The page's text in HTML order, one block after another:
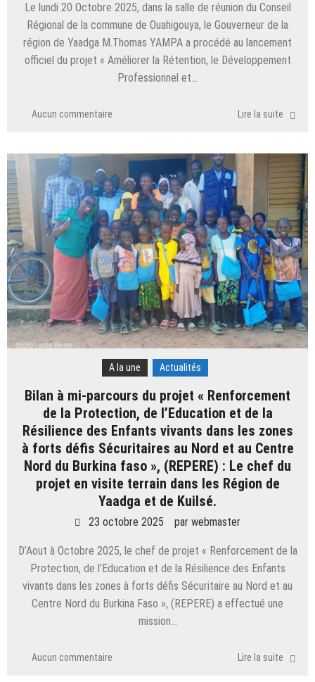
Le lundi 20 Octobre 2025, dans la salle de réunion du Conseil
Régional de la commune de Ouahigouya, le Gouverneur de la
région de Yaadga M.Thomas YAMPA a procédé au lancement
officiel du projet « Améliorer la Rétention, le Développement
Professionnel et…
Aucun commentaire Lire la suite
A la une Actualités
Bilan à mi-parcours du projet « Renforcement
de la Protection, de l’Education et de la
Résilience des Enfants vivants dans les zones
à forts défis Sécuritaires au Nord et au Centre
Nord du Burkina faso », (REPERE) : Le chef du
projet en visite terrain dans les Région de
Yaadga et de Kuilsé.
23 octobre 2025 par webmaster
D’Aout à Octobre 2025, le chef de projet « Renforcement de la
Protection, de l’Education et de la Résilience des Enfants
vivants dans les zones à forts défis Sécuritaire au Nord et au
Centre Nord du Burkina Faso », (REPERE) a effectué une
mission…
Aucun commentaire Lire la suite